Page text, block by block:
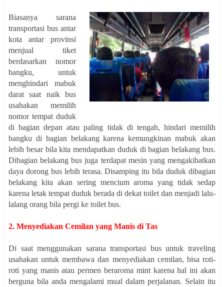
Biasanya sarana
transportasi bus antar
kota antar provinsi
menjual tiket
berdasarkan nomor
bangku, untuk
menghindari mabuk
darat saat naik bus
usahakan memilih
nomor tempat duduk
di bagian depan atau paling tidak di tengah, hindari memilih
bangku di bagian belakang karena kemungkinan mabuk akan
lebih besar bila kita mendapatkan duduk di bagian belakang bus.
Dibagian belakang bus juga terdapat mesin yang mengakibatkan
daya dorong bus lebih terasa. Disamping itu bila duduk dibagian
belakang kita akan sering mencium aroma yang tidak sedap
karena letak tempat duduk berada di dekat toilet dan menjadi lalu-
lalang orang bila pergi ke toilet bus.
2. Menyediakan Cemilan yang Manis di Tas
Di saat menggunakan sarana transportasi bus untuk traveling
usahakan untuk membawa dan menyediakan cemilan, bisa roti-
roti yang manis atau permen beraroma mint karena hal ini akan
berguna bila anda mengalami mual dalam perjalanan. Selain itu